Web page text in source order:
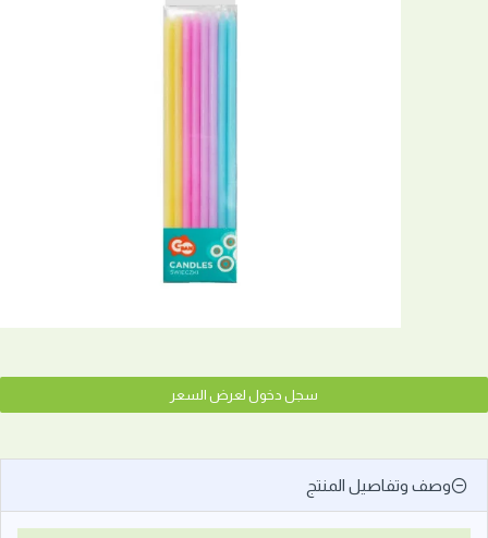
سجل دخول لعرض السعر
وصف وتفاصيل المنتج